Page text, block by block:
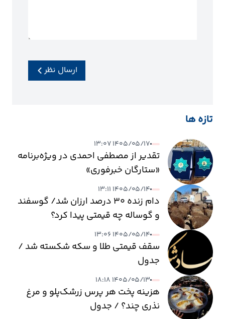
ارسال نظر
تازه ها
۱۴۰۵/۰۵/۱۷ ۱۳:۰۷
تقدیر از مصطفی احمدی در ویژه‌برنامه
«ستارگان خبرفوری»
۱۴۰۵/۰۵/۱۴ ۱۳:۱۱
دام زنده ۳۰ درصد ارزان شد/ گوسفند
و گوساله چه قیمتی پیدا کرد؟
۱۴۰۵/۰۵/۱۴ ۱۳:۰۶
سقف قیمتی طلا و سکه شکسته شد /
جدول
۱۴۰۵/۰۵/۱۳ ۱۸:۱۸
هزینه پخت هر پرس زرشک‌پلو و مرغ
نذری چند؟ / جدول